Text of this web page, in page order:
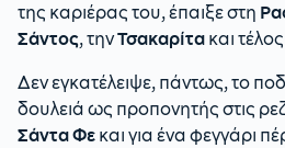
της καριέρας του, έπαιξε στη
Σάντος, τηνΤσακαρίτα και
Δεν εγκατέλειψε, πάντως, το
δουλειά ως προπονητής στις
Σάντα Φε και για ένα φεγγάρι